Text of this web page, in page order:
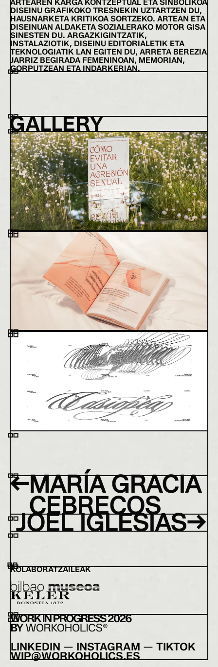
ARTEAREN KARGA KONTZEPTUAL ETA SINBOLIKOA
DISEINU GRAFIKOKO TRESNEKIN UZTARTZEN DU,
HAUSNARKETA KRITIKOA SORTZEKO. ARTEAN ETA
DISEINUAN ALDAKETA SOZIALERAKO MOTOR GISA
SINESTEN DU. ARGAZKIGINTZATIK,
INSTALAZIOTIK, DISEINU EDITORIALETIK ETA
TEKNOLOGIATIK LAN EGITEN DU, ARRETA BEREZIA
JARRIZ BEGIRADA FEMENINOAN, MEMORIAN,
GORPUTZEAN ETA INDARKERIAN.
GALLERY
←MARÍA GRACIA
CEBRECOS
JOEL IGLESIAS→
KOLABORATZAILEAK
LINKEDIN INSTAGRAM TIKTOK
WIP@WORKOHOLICS.ES